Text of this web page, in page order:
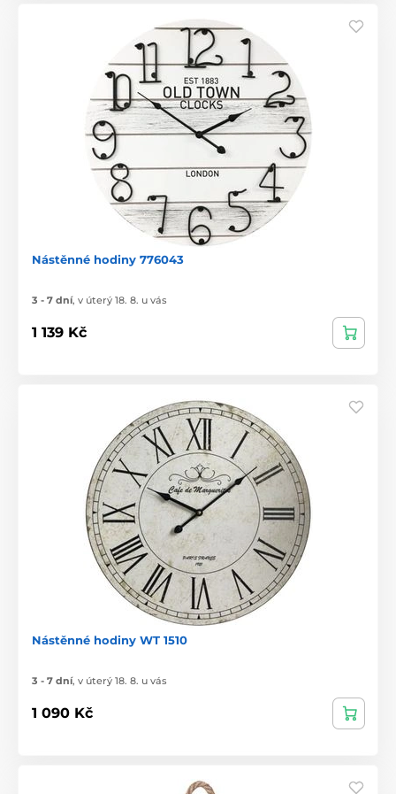
Nástěnné hodiny 776043
3 - 7 dní, v úterý 18. 8. u vás
1 139 Kč
Nástěnné hodiny WT 1510
3 - 7 dní, v úterý 18. 8. u vás
1 090 Kč